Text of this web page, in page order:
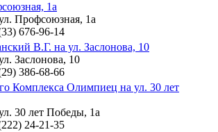
1а
Профсоюзная, 1а
676-96-14
В.Г. на ул. Заслонова, 10
Заслонова, 10
386-68-66
Комплекса Олимпиец на ул. 30 лет
30 лет Победы, 1а
24-21-35